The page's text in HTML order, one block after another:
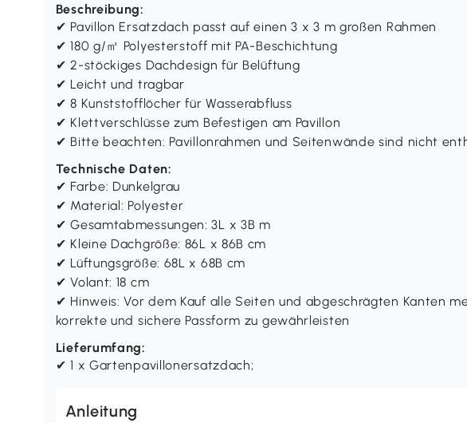
Beschreibung:
✔ Pavillon Ersatzdach passt auf einen 3 x 3 m großen Rahmen
✔ 180 g/㎡ Polyesterstoff mit PA-Beschichtung
✔ 2-stöckiges Dachdesign für Belüftung
✔ Leicht und tragbar
✔ 8 Kunststofflöcher für Wasserabfluss
✔ Klettverschlüsse zum Befestigen am Pavillon
✔ Bitte beachten: Pavillonrahmen und Seitenwände sind nicht
Technische Daten:
✔ Farbe: Dunkelgrau
✔ Material: Polyester
✔ Gesamtabmessungen: 3L x 3B m
✔ Kleine Dachgröße: 86L x 86B cm
✔ Lüftungsgröße: 68L x 68B cm
✔ Volant: 18 cm
✔ Hinweis: Vor dem Kauf alle Seiten und abgeschrägten Kanten
korrekte und sichere Passform zu gewährleisten
Lieferumfang:
✔ 1 x Gartenpavillonersatzdach;
Anleitung